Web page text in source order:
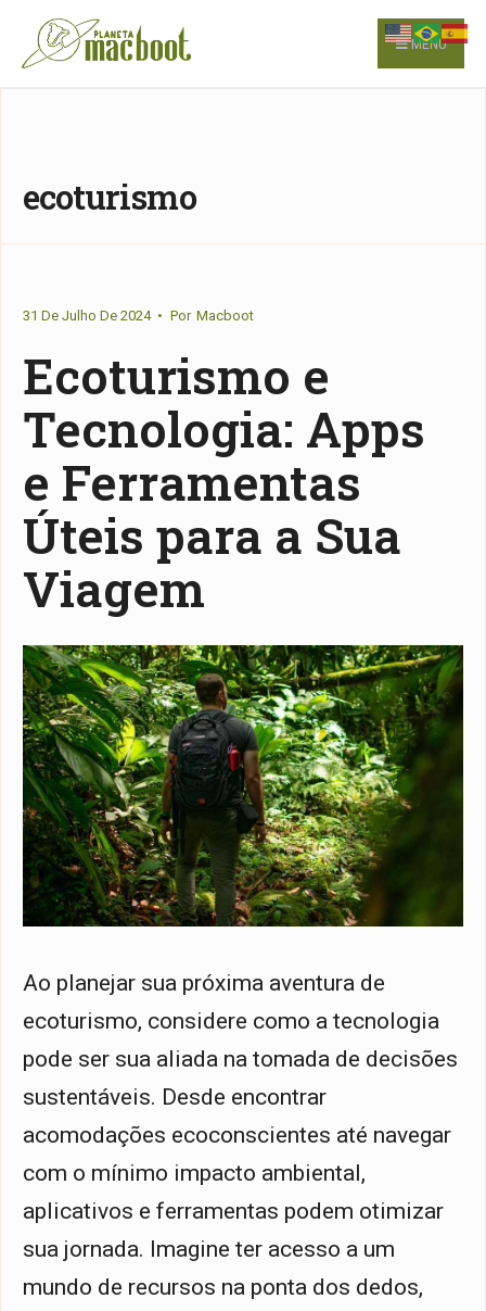
Skip
to
MENU
ecoturismo
31 De Julho De 2024 • Por Macboot
Ecoturismo e
Tecnologia: Apps
e Ferramentas
Úteis para a Sua
Viagem
Ao planejar sua próxima aventura de
ecoturismo, considere como a tecnologia
pode ser sua aliada na tomada de decisões
sustentáveis. Desde encontrar
acomodações ecoconscientes até navegar
com o mínimo impacto ambiental,
aplicativos e ferramentas podem otimizar
sua jornada. Imagine ter acesso a um
mundo de recursos na ponta dos dedos,